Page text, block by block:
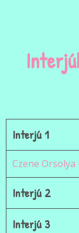
Interjú 1
Czene
Interjú 2
Interjú 3